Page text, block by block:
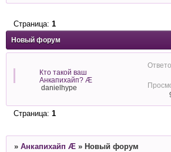
Новый форум
Страница: 1
Кто такой ваш
Анкапихайп? Æ
danielhype
Страница: 1
» Анкапихайп Æ » Новый форум